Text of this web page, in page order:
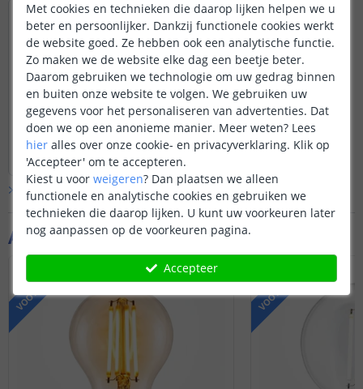
Aanvullende producten
VOORDEELSET VOORDEELSET
Hallo, werkt deze lamp ook met Philips
Hue?
Alvast bedankt
Door Tjeerd op donderdag 21 november 2024
De lampen zijn compatibel met het
Home systeem.
Disclaimer: mogelijk werken niet alle
uitgebreide functies die de Hue-app
biedt met dit product. Basisfuncties
zoals aan- en uitzetten, dimmen,
kleurbediening etc werken wel.
Bekijkhele antwoord
Door Edwin op donderdag 21 november 2024
Bekijk alle Vraag & antwoord
Met cookies en technieken die daarop lijken helpen we u
beter en persoonlijker. Dankzij functionele cookies werkt
de website goed. Ze hebben ook een analytische functie.
Zo maken we de website elke dag een beetje beter.
Daarom gebruiken we technologie om uw gedrag binnen
en buiten onze website te volgen. We gebruiken uw
gegevens voor het personaliseren van advertenties. Dat
doen we op een anonieme manier. Meer weten? Lees
hier alles over onze cookie- en privacyverklaring. Klik op
'Accepteer' om te accepteren.
Kiest u voor weigeren? Dan plaatsen we alleen
functionele en analytische cookies en gebruiken we
technieken die daarop lijken. U kunt uw voorkeuren later
nog aanpassen op de voorkeuren pagina.
Accepteer